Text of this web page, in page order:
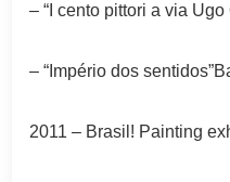
– “I cento pittori a via
– “Império dos
2011 – Brasil! Painting